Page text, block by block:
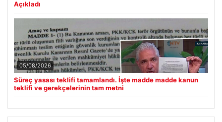
Açıkladı
05/08/2026
Süreç yasası teklifi tamamlandı. İşte madde madde kanun
teklifi ve gerekçelerinin tam metni